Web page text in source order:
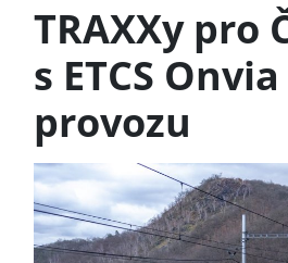
TRAXXy pro
s ETCS
provozu